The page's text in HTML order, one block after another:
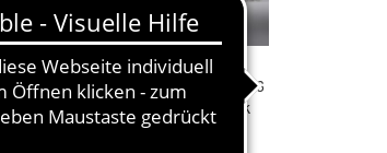
Riedel Veritas KAUF 8 ZAHL 6
Champagne GLASS 8 Stück
744900028